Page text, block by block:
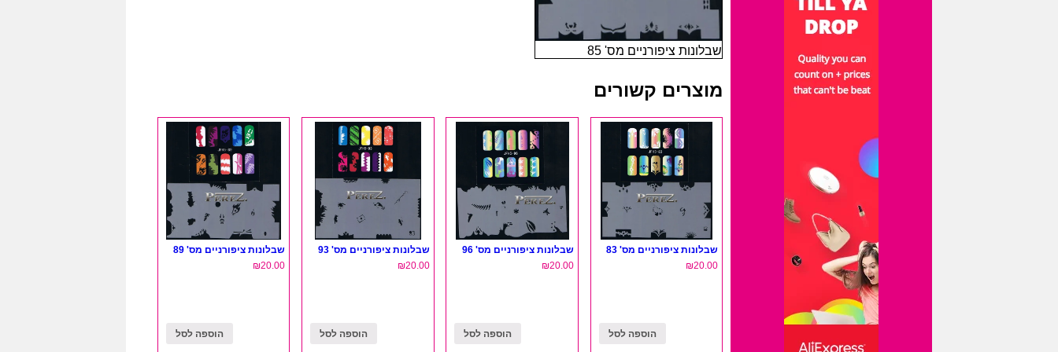
שבלונות ציפורניים מס' 85
מוצרים קשורים
שבלונות ציפורניים מס' 83
₪20.00
הוספה לסל
שבלונות ציפורניים מס' 96
₪20.00
הוספה לסל
שבלונות ציפורניים מס' 93
₪20.00
הוספה לסל
שבלונות ציפורניים מס' 89
₪20.00
הוספה לסל